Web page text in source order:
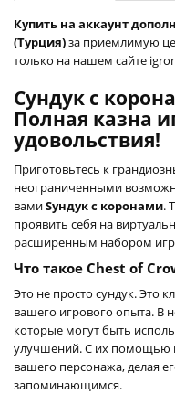
Купить на аккаунт
(Турция)за приемлимую
только на нашем сайте
Сундук с
Полная казна
удовольствия!
Приготовьтесь к
неограниченными
вамиSундук с коронами.
проявить себя на
расширенным набором
Что такое Chest of
Это не просто сундук. Это
вашего игрового опыта. В
которые могут быть
улучшений. С их помощью
вашего персонажа, делая
запоминающимся.